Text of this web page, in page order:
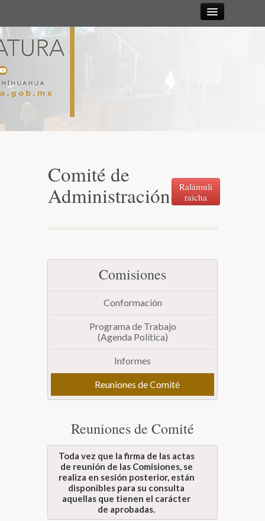
Mesa Directiva y Diputación Permanente
Secretarías
Transparencia
Comité de
Administración
Ralámuli
raicha
Comisiones
Conformación
Programa de Trabajo
(Agenda Política)
Informes
Reuniones de Comité
Reuniones de Comité
Toda vez que la firma de las actas
de reunión de las Comisiones, se
realiza en sesión posterior, están
disponibles para su consulta
aquellas que tienen el carácter
de aprobadas.